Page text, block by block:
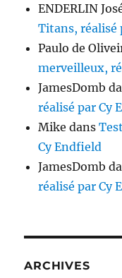
ENDERLIN
Titans, réalisé
Paulo de
merveilleux,
JamesDomb
réalisé par Cy
Mike dans
Cy Endfield
JamesDomb
réalisé par Cy
ARCHIVES